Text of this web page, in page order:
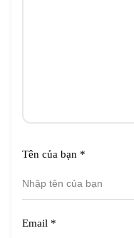
Tên của bạn *
Email *